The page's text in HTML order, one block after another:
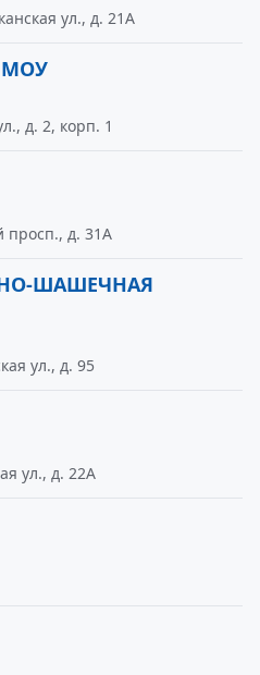
ул., д. 21А
д. 2, корп. 1
просп., д. 31А
ШАШЕЧНАЯ
ул., д. 95
ул., д. 22А